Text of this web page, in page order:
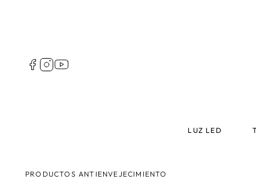
PRODUCTOS ANTIENVEJECIMIENTO
Follow
us
LUZ LED